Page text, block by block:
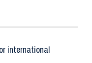
international